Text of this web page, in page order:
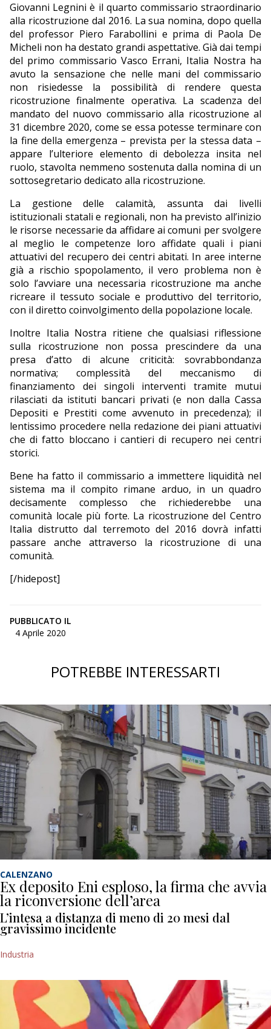
Giovanni Legnini è il quarto commissario straordinario
alla ricostruzione dal 2016. La sua nomina, dopo quella
del professor Piero Farabollini e prima di Paola De
Micheli non ha destato grandi aspettative. Già dai tempi
del primo commissario Vasco Errani, Italia Nostra ha
avuto la sensazione che nelle mani del commissario
non risiedesse la possibilità di rendere questa
ricostruzione finalmente operativa. La scadenza del
mandato del nuovo commissario alla ricostruzione al
31 dicembre 2020, come se essa potesse terminare con
la fine della emergenza – prevista per la stessa data –
appare l’ulteriore elemento di debolezza insita nel
ruolo, stavolta nemmeno sostenuta dalla nomina di un
sottosegretario dedicato alla ricostruzione.
La gestione delle calamità, assunta dai livelli
istituzionali statali e regionali, non ha previsto all’inizio
le risorse necessarie da affidare ai comuni per svolgere
al meglio le competenze loro affidate quali i piani
attuativi del recupero dei centri abitati. In aree interne
già a rischio spopolamento, il vero problema non è
solo l’avviare una necessaria ricostruzione ma anche
ricreare il tessuto sociale e produttivo del territorio,
con il diretto coinvolgimento della popolazione locale.
Inoltre Italia Nostra ritiene che qualsiasi riflessione
sulla ricostruzione non possa prescindere da una
presa d’atto di alcune criticità: sovrabbondanza
normativa; complessità del meccanismo di
finanziamento dei singoli interventi tramite mutui
rilasciati da istituti bancari privati (e non dalla Cassa
Depositi e Prestiti come avvenuto in precedenza); il
lentissimo procedere nella redazione dei piani attuativi
che di fatto bloccano i cantieri di recupero nei centri
storici.
Bene ha fatto il commissario a immettere liquidità nel
sistema ma il compito rimane arduo, in un quadro
decisamente complesso che richiederebbe una
comunità locale più forte. La ricostruzione del Centro
Italia distrutto dal terremoto del 2016 dovrà infatti
passare anche attraverso la ricostruzione di una
comunità.
[/hidepost]
PUBBLICATO IL
4 Aprile 2020
POTREBBE INTERESSARTI
CALENZANO
Ex deposito Eni esploso, la firma che avvia
la riconversione dell’area
L’intesa a distanza di meno di 20 mesi dal
gravissimo incidente
Industria